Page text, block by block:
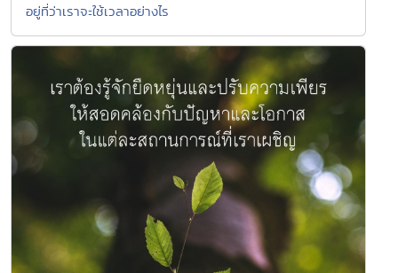
อยู่ที่ว่าเราจะใช้เวลาอย่างไร